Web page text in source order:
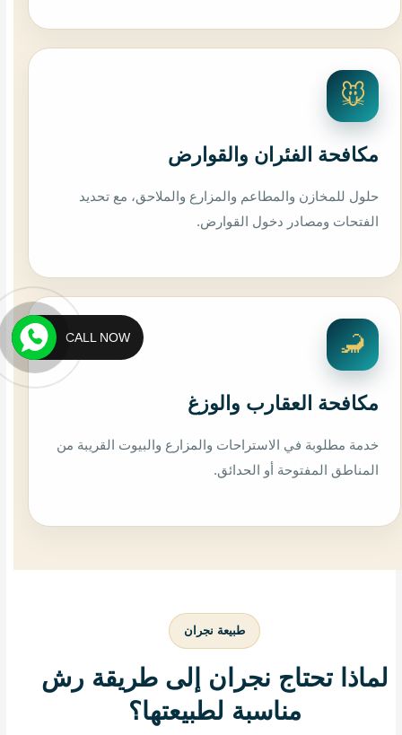
🐭
مكافحة الفئران والقوارض
حلول للمخازن والمطاعم والمزارع والملاحق، مع تحديد
الفتحات ومصادر دخول القوارض.
🦂
مكافحة العقارب والوزغ
خدمة مطلوبة في الاستراحات والمزارع والبيوت القريبة من
المناطق المفتوحة أو الحدائق.
طبيعة نجران
لماذا تحتاج نجران إلى طريقة رش
مناسبة لطبيعتها؟
CALL NOW